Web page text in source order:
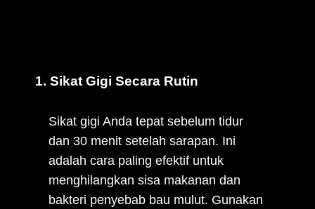
1. Sikat Gigi Secara Rutin
Sikat gigi Anda tepat sebelum tidur
dan 30 menit setelah sarapan. Ini
adalah cara paling efektif untuk
menghilangkan sisa makanan dan
bakteri penyebab bau mulut. Gunakan